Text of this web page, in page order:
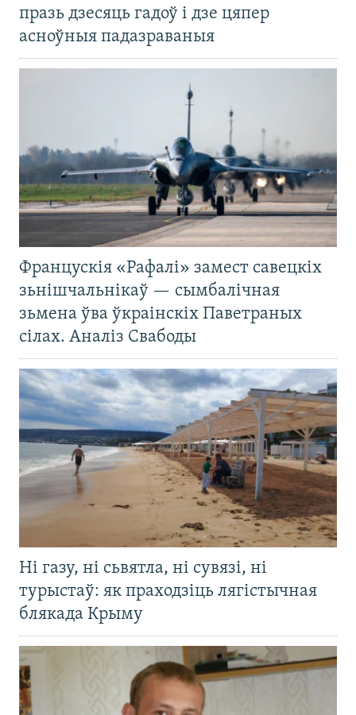
празь дзесяць гадоў і дзе цяпер
асноўныя падазраваныя
Францускія «Рафалі» замест савецкіх
зьнішчальнікаў — сымбалічная
зьмена ўва ўкраінскіх Паветраных
сілах. Аналіз Свабоды
Ні газу, ні сьвятла, ні сувязі, ні
турыстаў: як праходзіць лягістычная
блякада Крыму